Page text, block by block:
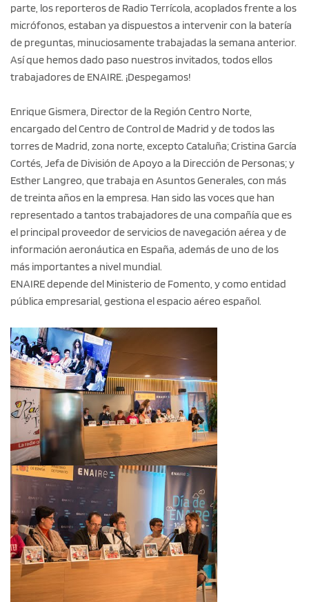
parte, los reporteros de Radio Terrícola, acoplados frente a los
micrófonos, estaban ya dispuestos a intervenir con la batería
de preguntas, minuciosamente trabajadas la semana anterior.
Así que hemos dado paso nuestros invitados, todos ellos
trabajadores de ENAIRE. ¡Despegamos!
Enrique Gismera, Director de la Región Centro Norte,
encargado del Centro de Control de Madrid y de todos las
torres de Madrid, zona norte, excepto Cataluña; Cristina García
Cortés, Jefa de División de Apoyo a la Dirección de Personas; y
Esther Langreo, que trabaja en Asuntos Generales, con más
de treinta años en la empresa. Han sido las voces que han
representado a tantos trabajadores de una compañía que es
el principal proveedor de servicios de navegación aérea y de
información aeronáutica en España, además de uno de los
más importantes a nivel mundial.
ENAIRE depende del Ministerio de Fomento, y como entidad
pública empresarial, gestiona el espacio aéreo español.